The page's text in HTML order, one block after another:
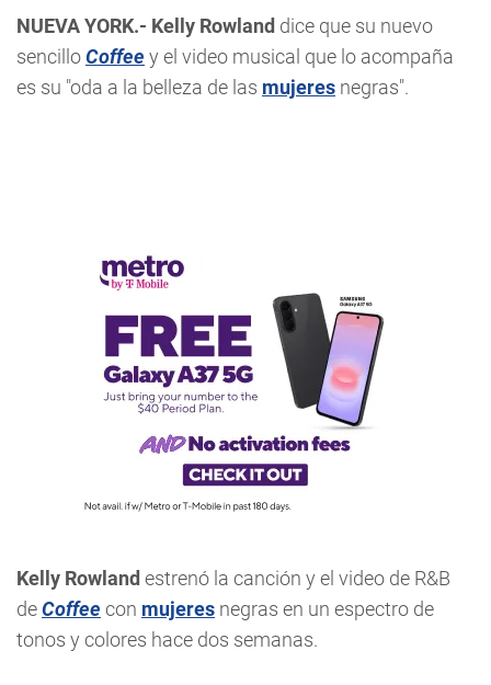
NUEVA YORK.- Kelly Rowland dice que su nuevo
sencilloCoffee y el video musical que lo acompaña
es su "oda a la belleza de las mujeres negras".
Kelly Rowland estrenó la canción y el video de R&B
deCoffee con mujeres negras en un espectro de
tonos y colores hace dos semanas.